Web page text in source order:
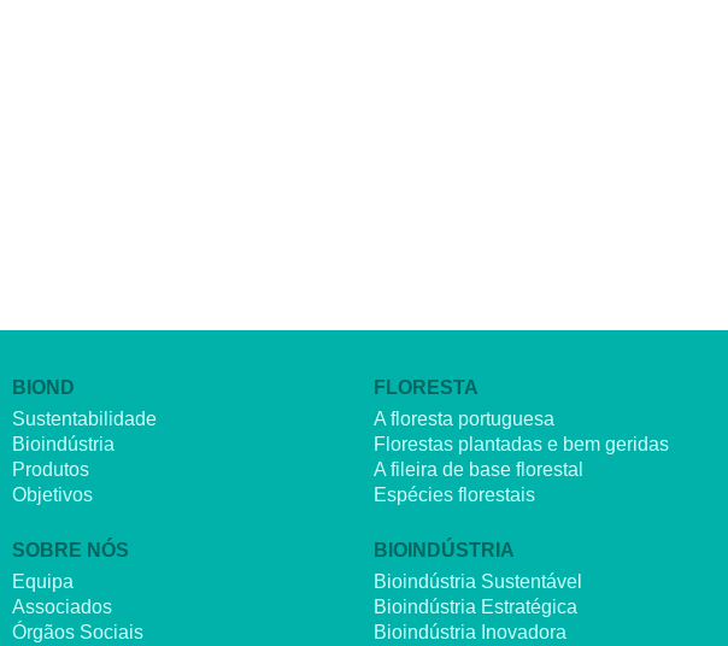
BIOND
Sustentabilidade
Bioindústria
Produtos
Objetivos
SOBRE NÓS
Equipa
Associados
Órgãos Sociais
FLORESTA
A floresta portuguesa
Florestas plantadas e bem geridas
A fileira de base florestal
Espécies florestais
BIOINDÚSTRIA
Bioindústria Sustentável
Bioindústria Estratégica
Bioindústria Inovadora